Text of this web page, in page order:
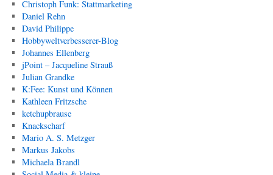
Christoph Funk: Stattmarketing
Daniel Rehn
David Philippe
Hobbyweltverbesserer-Blog
Johannes Ellenberg
jPoint – Jacqueline Strauß
Julian Grandke
K:Fee: Kunst und Können
Kathleen Fritzsche
ketchupbrause
Knackscharf
Mario A. S. Metzger
Markus Jakobs
Michaela Brandl